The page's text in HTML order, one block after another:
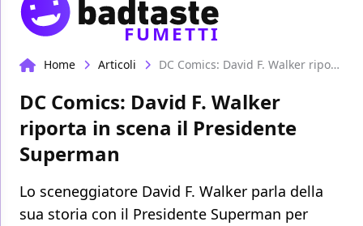
FUMETTI
Home Articoli DC Comics: David F. Walker riporta in scena il Presidente Superman
DC Comics: David F. Walker
riporta in scena il Presidente
Superman
Lo sceneggiatore David F. Walker parla della
sua storia con il Presidente Superman per